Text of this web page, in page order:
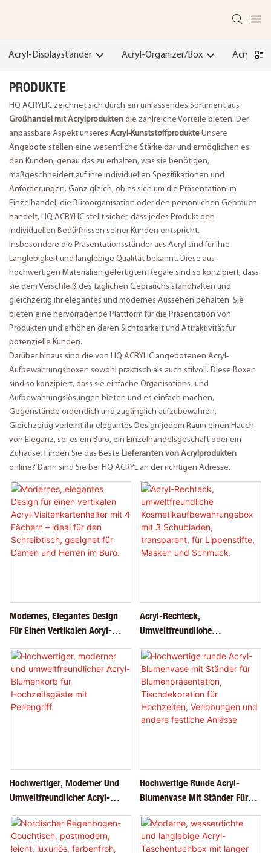
Acryl-Displayständer Acryl-Organizer/Box
PRODUKTE
HQ ACRYLIC zeichnet sich durch ein umfassendes Sortiment aus
Großhandel mit Acrylprodukten die zahlreiche Vorteile bieten. Der
anpassbare Aspekt unseres Acryl-Kunststoffprodukte Unsere
Angebote stellen eine wesentliche Stärke dar und ermöglichen es
den Kunden, genau das zu erhalten, was sie benötigen,
maßgeschneidert auf ihre individuellen Spezifikationen und
Anforderungen. Ganz gleich, ob es sich um die Präsentation im
Einzelhandel, die Büroorganisation oder den persönlichen Gebrauch
handelt, HQ ACRYLIC stellt sicher, dass jedes Produkt den
individuellen Bedürfnissen seiner Kunden entspricht.
Insbesondere die Präsentationsständer aus Acryl sind für ihre
Langlebigkeit und langlebige Qualität bekannt. Diese aus
hochwertigen Materialien gefertigten Regale sind so konzipiert, dass
sie dem Verschleiß des täglichen Gebrauchs standhalten und
gleichzeitig ihr elegantes und modernes Aussehen behalten. Sie
bieten eine hervorragende Plattform für die Präsentation von
Produkten und erhöhen deren Sichtbarkeit und Attraktivität für
potenzielle Kunden.
Darüber hinaus sind die von HQ ACRYLIC angebotenen Acryl-
Aufbewahrungsboxen sowohl praktisch als auch stilvoll. Diese Boxen
sind so konzipiert, dass sie einfache Organisations- und
Aufbewahrungslösungen bieten und es einfach machen,
Gegenstände ordentlich und zugänglich aufzubewahren.
Gleichzeitig verleiht ihr elegantes Design jedem Raum einen Hauch
von Eleganz, sei es ein Büro, ein Einzelhandelsgeschäft oder ein
Zuhause. Finden Sie das Beste Lieferanten von Acrylprodukten
online? Dann sind Sie bei HQ ACRYL an der richtigen Adresse.
Modernes, Elegantes Design
Für Einen Vertikalen Acryl-
Fächern – Ideal Für Den
Schreibtisch, Geeignet Für
Damen Und Herren Im Büro.
Acryl-Rechteck,
Umweltfreundliche
Mit 3 Schubladen, Transparent,
Für Lippenstifte, Masken Und
Schmuck.
Hochwertiger, Moderner Und
Umweltfreundlicher Acryl-
Hochzeitsgäste Mit Perlengriff.
Hochwertige Runde Acryl-
Blumenvase Mit Ständer Für
Tischdekoration Für
Hochzeiten, Verlobungen Und